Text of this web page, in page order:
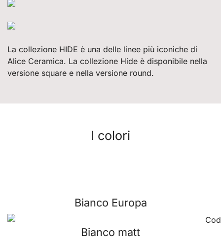
La collezione HIDE è una delle linee più iconiche di
Alice Ceramica. La collezione Hide è disponibile nella
versione square e nella versione round.
I colori
Bianco Europa
Bianco matt